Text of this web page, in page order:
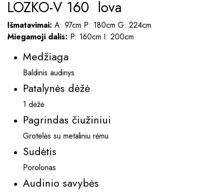
LOZKO-V 160 lova
Išmatavimai: A: 97cm P: 180cm G: 224cm
Miegamoji dalis: P: 160cm I: 200cm
Medžiaga
Baldinis audinys
Patalynės dėžė
1 dėžė
Pagrindas čiužiniui
Grotelės su metaliniu rėmu
Sudėtis
Porolonas
Audinio savybės